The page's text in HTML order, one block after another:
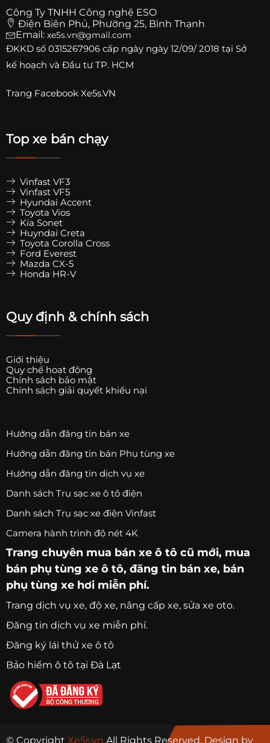
Công Ty TNHH Công nghệ ESO
Điện Biên Phủ, Phường 25, Bình Thạnh
Email: xe5s.vn@gmail.com
ĐKKD số 0315267906 cấp ngày ngày 12/09/ 2018 tại Sở
kế hoạch và Đầu tư TP. HCM
Trang Facebook Xe5s.VN
Top xe bán chạy
Vinfast VF3
Vinfast VF5
Hyundai Accent
Toyota Vios
Kia Sonet
Huyndai Creta
Toyota Corolla Cross
Ford Everest
Mazda CX-5
Honda HR-V
Quy định & chính sách
Giới thiệu
Quy chế hoạt động
Chính sách bảo mật
Chính sách giải quyết khiếu nại
Hướng dẫn đăng tin bán xe
Hướng dẫn đăng tin bán Phụ tùng xe
Hướng dẫn đăng tin dịch vụ xe
Danh sách Trụ sạc xe ô tô điện
Danh sách Trụ sạc xe điện Vinfast
Camera hành trình độ nét 4K
Trang chuyên mua bán xe ô tô cũ mới, mua
bán phụ tùng xe ô tô, đăng tin bán xe, bán
phụ tùng xe hơi miễn phí.
Trang dịch vụ xe, độ xe, nâng cấp xe, sửa xe oto.
Đăng tin dịch vụ xe miễn phí.
Đăng ký lái thử xe ô tô
Bảo hiểm ô tô tại Đà Lạt
© Copyright Xe5s.vn All Rights Reserved. Design by